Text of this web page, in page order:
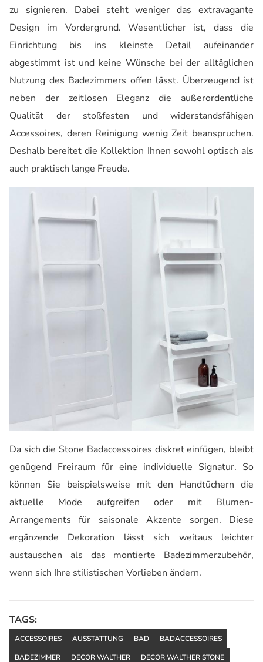
zu signieren. Dabei steht weniger das extravagante
Design im Vordergrund. Wesentlicher ist, dass die
Einrichtung bis ins kleinste Detail aufeinander
abgestimmt ist und keine Wünsche bei der alltäglichen
Nutzung des Badezimmers offen lässt. Überzeugend ist
neben der zeitlosen Eleganz die außerordentliche
Qualität der stoßfesten und widerstandsfähigen
Accessoires, deren Reinigung wenig Zeit beanspruchen.
Deshalb bereitet die Kollektion Ihnen sowohl optisch als
auch praktisch lange Freude.
Da sich die Stone Badaccessoires diskret einfügen, bleibt
genügend Freiraum für eine individuelle Signatur. So
können Sie beispielsweise mit den Handtüchern die
aktuelle Mode aufgreifen oder mit Blumen-
Arrangements für saisonale Akzente sorgen. Diese
ergänzende Dekoration lässt sich weitaus leichter
austauschen als das montierte Badezimmerzubehör,
wenn sich Ihre stilistischen Vorlieben ändern.
TAGS:
ACCESSOIRES AUSSTATTUNG BAD
BADACCESSOIRES
BADEZIMMER
DECOR WALTHER
DECOR WALTHER STONE